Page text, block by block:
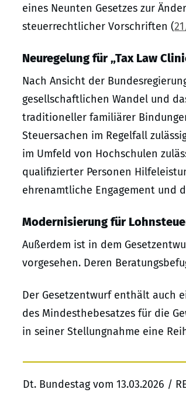
eines Neunten Gesetzes zur
steuerrechtlicher Vorschriften (
Neuregelung für „Tax Law
Nach Ansicht der
gesellschaftlichen Wandel und
traditioneller familiärer
Steuersachen im Regelfall
im Umfeld von Hochschulen
qualifizierter Personen
ehrenamtliche Engagement und
Modernisierung für
Außerdem ist in dem
vorgesehen. Deren
Der Gesetzentwurf enthält auch
des Mindesthebesatzes für die
in seiner Stellungnahme eine
Dt. Bundestag vom 13.03.2026 /